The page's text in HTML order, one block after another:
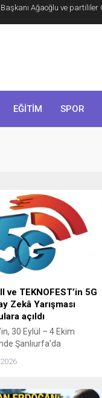
Şefi Hayye’yi kabul etti
EĞİTİM SPOR
ve TEKNOFEST’in 5G
Zekâ Yarışması
açıldı
30 Eylül – 4 Ekim
Şanlıurfa’da
TEKNOFEST 2026
düzenlediği 5G &
başvurular başladı.